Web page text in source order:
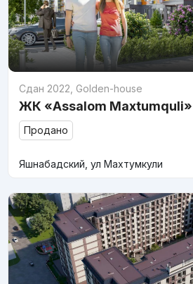
Сдан 2022 Golden-house
ЖК «Assalom Maxtumquli»
Продано
Яшнабадский, ул Махтумкули